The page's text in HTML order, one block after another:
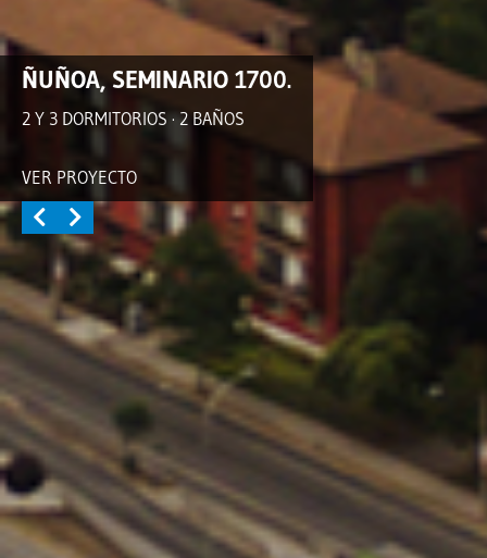
ÑUÑOA, SEMINARIO 1700.
2 Y 3 DORMITORIOS · 2 BAÑOS
VER PROYECTO